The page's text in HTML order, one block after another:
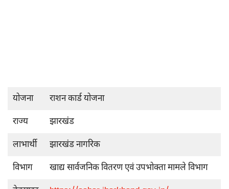
योजना राशन कार्ड योजना
राज्य झारखंड
लाभार्थी झारखंड नागरिक
विभाग खाद्य सार्वजनिक वितरण एवं उपभोक्ता मामले विभाग